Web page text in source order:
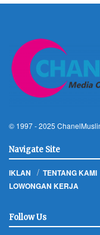
© 1997 - 2025
Navigate Site
IKLAN TENTANG KAMI
LOWONGAN KERJA
Follow Us